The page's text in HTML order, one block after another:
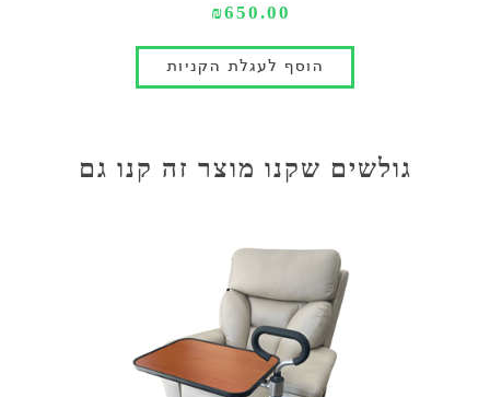
₪650.00
גולשים שקנו מוצר זה קנו גם